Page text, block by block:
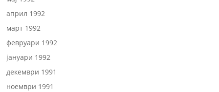
април 1992
март 1992
февруари 1992
јануари 1992
декември 1991
ноември 1991